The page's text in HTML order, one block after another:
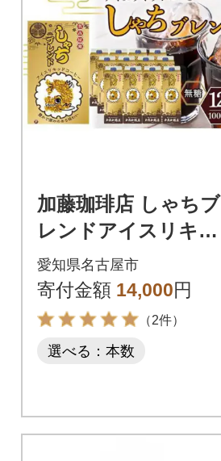
加藤珈琲店 しゃちブ
レンドアイスリキッ
ドコーヒー 1000ml×1
2本
愛知県名古屋市
寄付金額 14,000円
（2件）
選べる：本数